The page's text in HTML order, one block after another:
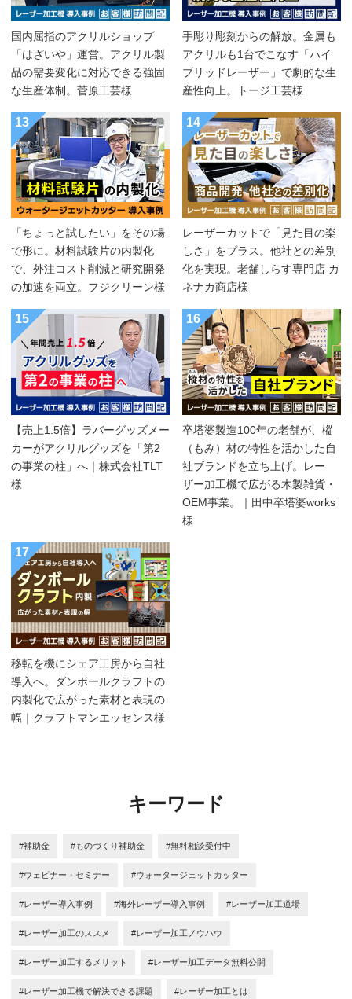
国内屈指のアクリルショップ
「はざいや」運営。アクリル製
品の需要変化に対応できる強固
な生産体制。菅原工芸様
手彫り彫刻からの解放。金属も
アクリルも1台でこなす「ハイ
ブリッドレーザー」で劇的な生
産性向上。トージ工芸様
13
「ちょっと試したい」をその場
で形に。材料試験片の内製化
で、外注コスト削減と研究開発
の加速を両立。フジクリーン様
14
レーザーカットで「見た目の楽
しさ」をプラス。他社との差別
化を実現。老舗しらす専門店 カ
ネナカ商店様
15
【売上1.5倍】ラバーグッズメー
カーがアクリルグッズを「第2
の事業の柱」へ｜株式会社TLT
様
16
卒塔婆製造100年の老舗が、樅
（もみ）材の特性を活かした自
社ブランドを立ち上げ。レー
ザー加工機で広がる木製雑貨・
OEM事業。｜田中卒塔婆works
様
17
移転を機にシェア工房から自社
導入へ。ダンボールクラフトの
内製化で広がった素材と表現の
幅｜クラフトマンエッセンス様
キーワード
#補助金 #ものづくり補助金 #無料相談受付中
#ウェビナー・セミナー #ウォータージェットカッター
#レーザー導入事例 #海外レーザー導入事例 #レーザー加工道場
#レーザー加工のススメ #レーザー加工ノウハウ
#レーザー加工するメリット #レーザー加工データ無料公開
#レーザー加工機で解決できる課題 #レーザー加工とは